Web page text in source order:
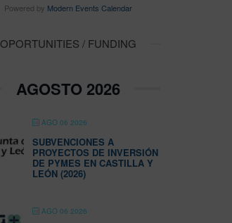
Powered by Modern Events Calendar
OPORTUNITIES / FUNDING
AGOSTO 2026
AGO 06 2026
SUBVENCIONES A
PROYECTOS DE INVERSIÓN
DE PYMES EN CASTILLA Y
LEÓN (2026)
AGO 06 2026